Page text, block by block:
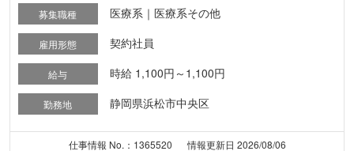
募集職種 医療系｜医療系その他
雇用形態 契約社員
給与 時給 1,100円～1,100円
勤務地 静岡県浜松市中央区
仕事情報 No.：1365520
情報更新日 2026/08/06